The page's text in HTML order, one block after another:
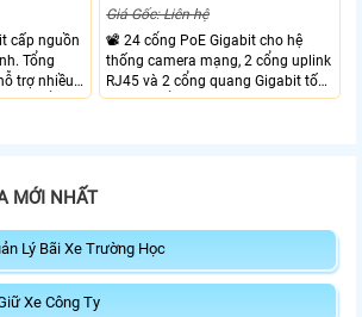
cấp nguồn
Tổng
trợ nhiều
chuyển
Giá Gốc: Liên hệ
📽 24 cổng PoE Gigabit cho hệ
thống camera mạng, 2 cổng uplink
RJ45 và 2 cổng quang Gigabit tốc
độ cao, Tổng công suất PoE 370W
MỚI NHẤT
Lý Bãi Xe Trường Học
Xe Công Ty